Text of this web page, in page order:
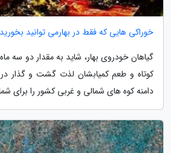
خوراکی هایی که فقط در بهارمی توانید
گیاهان خودروی بهار، شاید به مقدار دو سه
کوتاه و طعم کمیابشان لذت گشت و گذار در
دامنه کوه های شمالی و غربی کشور را برای